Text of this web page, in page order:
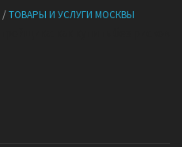
/ТОВАРЫ И УСЛУГИ МОСКВЫ